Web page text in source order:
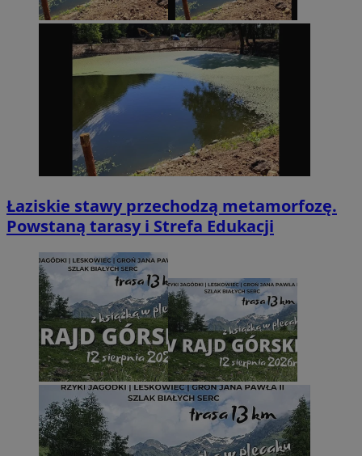
Łaziskie stawy przechodzą metamorfozę.
Powstaną tarasy i Strefa Edukacji